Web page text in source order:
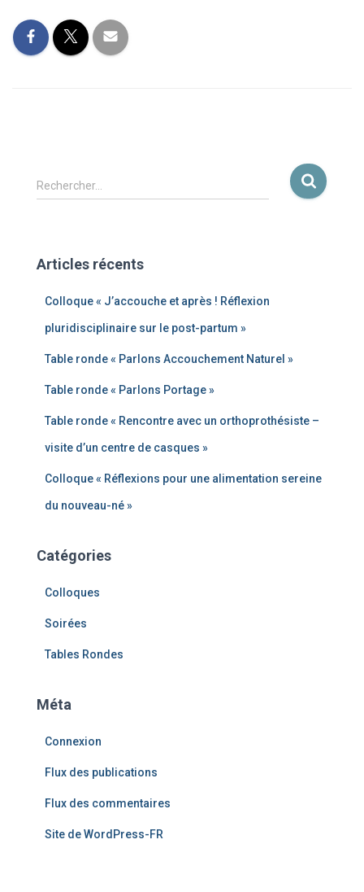
Rechercher…
Articles récents
Colloque « J’accouche et après ! Réflexion
pluridisciplinaire sur le post-partum »
Table ronde « Parlons Accouchement Naturel »
Table ronde « Parlons Portage »
Table ronde « Rencontre avec un orthoprothésiste –
visite d’un centre de casques »
Colloque « Réflexions pour une alimentation sereine
du nouveau-né »
Catégories
Colloques
Soirées
Tables Rondes
Méta
Connexion
Flux des publications
Flux des commentaires
Site de WordPress-FR